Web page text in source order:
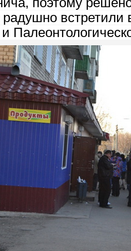
встретили